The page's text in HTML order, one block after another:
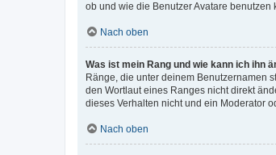
ob und wie die Benutzer Avatare
Nach oben
Was ist mein Rang und wie kann ich ihn
Ränge, die unter deinem Benutzernamen
den Wortlaut eines Ranges nicht direkt
dieses Verhalten nicht und ein Moderator
Nach oben